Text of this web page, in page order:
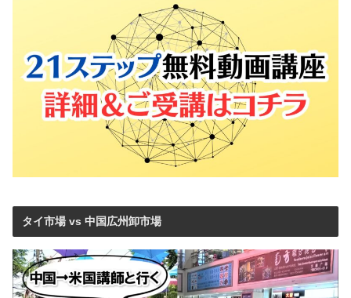
タイ市場 vs 中国広州卸市場